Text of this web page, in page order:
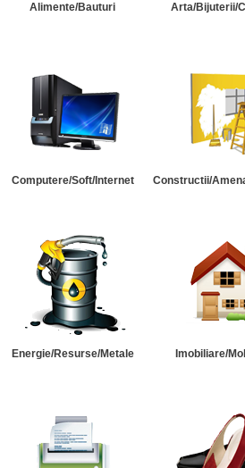
Alimente/Bauturi Arta/Bijuterii/
Computere/Soft/Internet Constructii/
Energie/Resurse/Metale Imobiliare/